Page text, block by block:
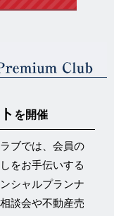
を開催
ブでは、会員の
をお手伝いする
シャルプランナ
談会や不動産売